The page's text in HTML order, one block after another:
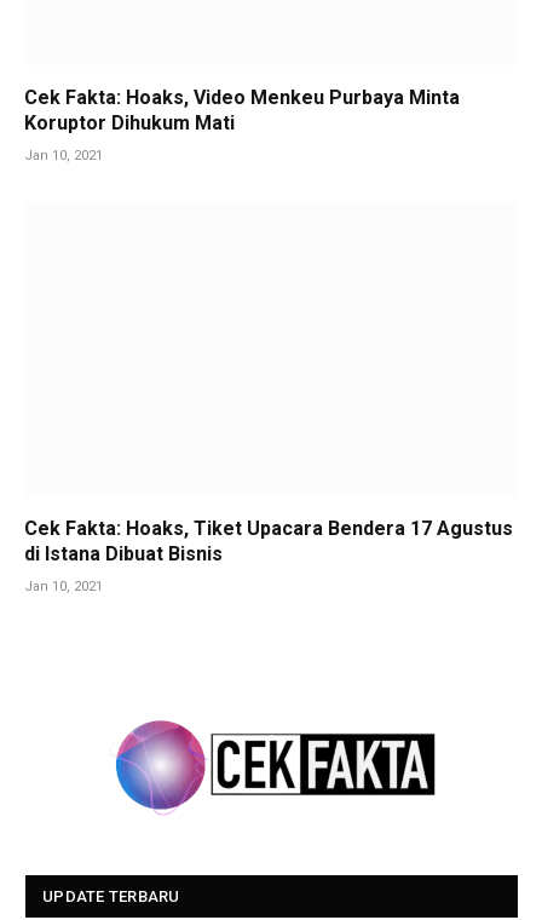
Cek Fakta: Hoaks, Video Menkeu Purbaya Minta
Koruptor Dihukum Mati
Jan 10, 2021
Cek Fakta: Hoaks, Tiket Upacara Bendera 17 Agustus
di Istana Dibuat Bisnis
Jan 10, 2021
UPDATE TERBARU